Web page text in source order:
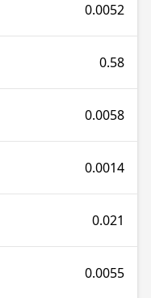
0.0052
0.58
0.0058
0.0014
0.021
0.0055